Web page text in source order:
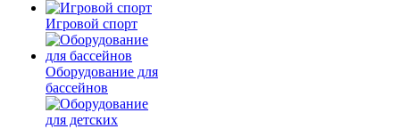
Игровой спорт
Оборудование для
бассейнов